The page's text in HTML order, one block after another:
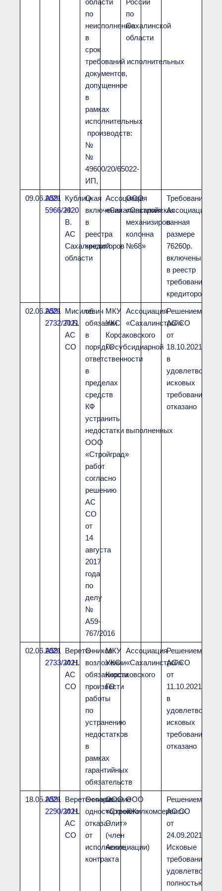
области
по
неисполнению
в
срок
требований исполнительных
документов,
допущенное
в
рамках
исполнительных
производств:
№
№
49600/20/65022-
ИП,
России
по
Сахалинской
области
09.06.2021
А59-
5966/2020
Кублицкая
Н.
В.
АС
Сахалинской
области
О
включении
в
реестра
кредиторов
Ассоциация
«Сахалинстрой»
ООО
«Сахалинская
механизированная
колонна
№68»
Требования
Ассоциации
в
размере
76260р.
включены
в реестр
требований
кредиторов.
02.06.2021
А59-
2732/2021
Мисилевич
П.Б.
АС
СО
об
обязании
в
порядке субсидиарной
ответственности
в
пределах
средств
КФ
устранить
недостатки выполненных
ООО
«Стройград»
работ
согласно
решению
АС
СО
от
14
августа
2017
года
по
делу
№
А59-
767/2016
МКУ
УКС
Корсаковского
ГО
Ассоциация
«Сахалинстрой»
Решением
АС СО
от
18.10.2021
в
удовлетворении
исковых
требований
отказано
02.06.2021
А59-
2733/2021
Веретенников
И.Н.
АС
СО
О
возложении
обязанности
произвести
работы
по
устранению
недостатков
в
рамках
гарантийных
обязательств
МКУ
УКС
Корсаковского
ГО
Ассоциация
«Сахалинстрой»
Решением
АС СО
от
11.10.2021
в
удовлетворении
исковых
требований
отказано
18.05.2021
А59-
2290/2021
Веретенников
И.Н.
АС
СО
Оспаривание
одностороннего
отказа
от
исполнение
контракта
ООО
«Строй-
Элит»
(член
Ассоциации)
ООО
«Жилкомсервис»
Решением
АС СО
от
24.09.2021
Исковые
требования
удовлетворены
полностью